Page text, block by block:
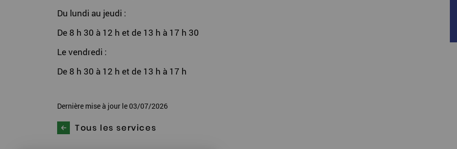
Du lundi au jeudi :
De 8 h 30 à 12 h et de 13 h à 17 h 30
Le vendredi :
De 8 h 30 à 12 h et de 13 h à 17 h
Dernière mise à jour le 03/07/2026
Tous les services